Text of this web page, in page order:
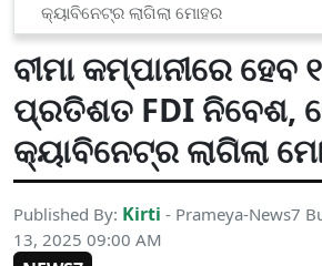
କ୍ୟାବିନେଟ୍ର ଲାଗିଲା ମୋହର
ବୀମା କମ୍ପାନୀରେ ହେବ
ପ୍ରତିଶତ FDI ନିବେଶ,
କ୍ୟାବିନେଟ୍ର ଲାଗିଲା
Published By: Kirti - Prameya-News7
13, 2025 09:00 AM